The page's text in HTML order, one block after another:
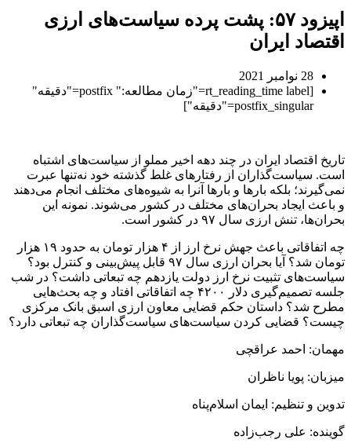
اپیزود ۵۷: پشت پرده سیاست‌های ارزی
اقتصاد ایران
28 نوامبر 2021
[rt_reading_time label="زمان مطالعه:" postfix="دقیقه"
postfix_singular="دقیقه"]
تاریخ اقتصاد ایران در چند دهه اخیر مملو از سیاست‌های اشتباه
است. سیاست‌گذاران از رفتارهای غلط گذشته خود نه‌تنها عبرت
نمی‌گیرند؛ بلکه بارها و بارها آنرا به شیوه‌های مختلف انجام می‌دهند
و باعث ایجاد بحران‌های مختلف در کشور می‌شوند. نمونه این
بحران‌ها، تنش ارزی سال ۹۷ در کشور است.
چه اتفاقاتی باعث جهش نرخ ارز از ۴ هزار تومان به حدود ۱۹ هزار
تومان شد؟ آیا بحران ارزی سال ۹۷ قابل پیش‌بینی و کنترل بود؟
سیاست‌های تثبیت نرخ ارز دولت یازدهم چه تبعاتی داشت؟ در شب
جلسه تصمیم‌گیری دلار ۴۲۰۰ چه اتفاقاتی افتاد و چه بحث‌هایی
مطرح شد؟ داستان حکم قضایی معاون ارزی اسبق بانک مرکزی
چیست؟ قضایی کردن سیاست‌های سیاست‌گذاران چه تبعاتی دارد؟
مهمان: احمد عراقچی
میزبان:‌ پویا ناظران
تدوین و تنظیم: ایمان اسلام‌پناه
گوینده: علی رجب‌زاده